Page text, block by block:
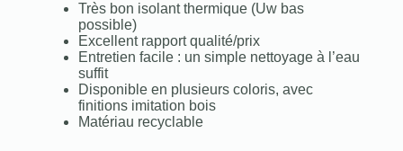
Très bon isolant thermique (Uw bas
possible)
Excellent rapport qualité/prix
Entretien facile : un simple nettoyage à l’eau
suffit
Disponible en plusieurs coloris, avec
finitions imitation bois
Matériau recyclable